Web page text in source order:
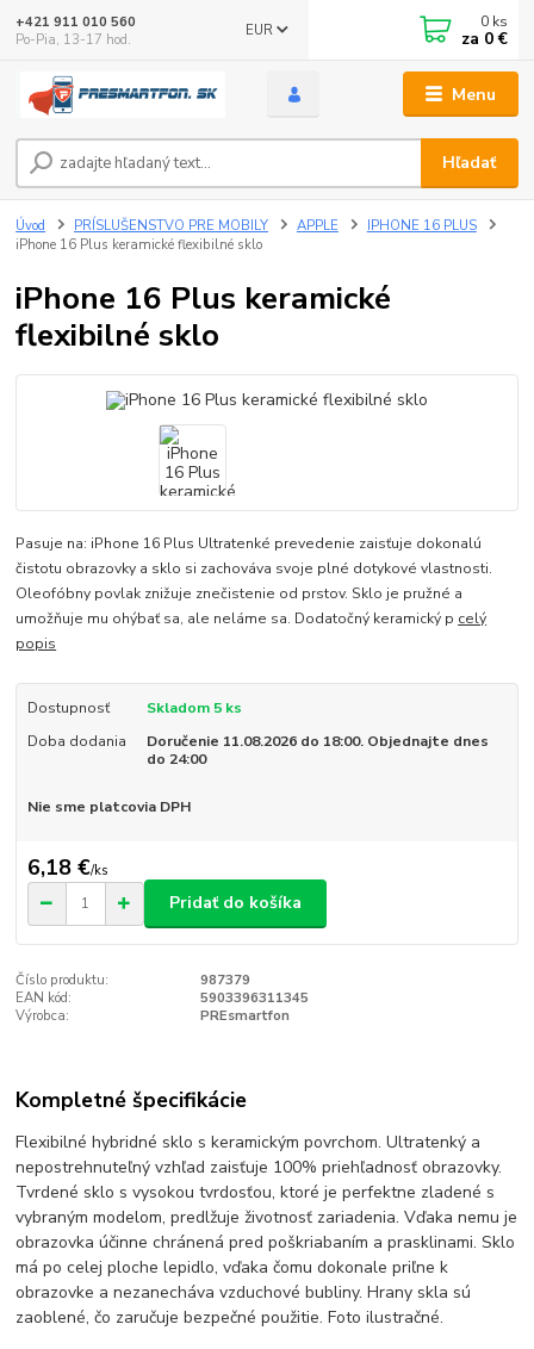
Menu
EUR
Hľadať
+421 911 010 560
Po-Pia, 13-17 hod.
0 ks
za 0 €
Úvod PRÍSLUŠENSTVO PRE MOBILY APPLE
IPHONE 16 PLUS
iPhone 16 Plus keramické flexibilné sklo
iPhone 16 Plus keramické
flexibilné sklo
Pasuje na: iPhone 16 Plus Ultratenké prevedenie zaisťuje dokonalú
čistotu obrazovky a sklo si zachováva svoje plné dotykové vlastnosti.
Oleofóbny povlak znižuje znečistenie od prstov. Sklo je pružné a
umožňuje mu ohýbať sa, ale neláme sa. Dodatočný keramický p celý
popis
Dostupnosť
Skladom 5 ks
Doba dodania
Doručenie 11.08.2026 do 18:00. Objednajte dnes
do 24:00
Nie sme platcovia DPH
6,18 €/ks
Pridať do košíka
Číslo produktu:
987379
EAN kód:
5903396311345
Výrobca:
PREsmartfon
Kompletné špecifikácie
Flexibilné hybridné sklo s keramickým povrchom. Ultratenký a
nepostrehnuteľný vzhľad zaisťuje 100% priehľadnosť obrazovky.
Tvrdené sklo s vysokou tvrdosťou, ktoré je perfektne zladené s
vybraným modelom, predlžuje životnosť zariadenia. Vďaka nemu je
obrazovka účinne chránená pred poškriabaním a prasklinami. Sklo
má po celej ploche lepidlo, vďaka čomu dokonale priľne k
obrazovke a nezanecháva vzduchové bubliny. Hrany skla sú
zaoblené, čo zaručuje bezpečné použitie. Foto ilustračné.